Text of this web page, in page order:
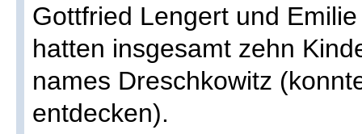
Gottfried Lengert und
hatten insgesamt zehn
names Dreschkowitz
entdecken).